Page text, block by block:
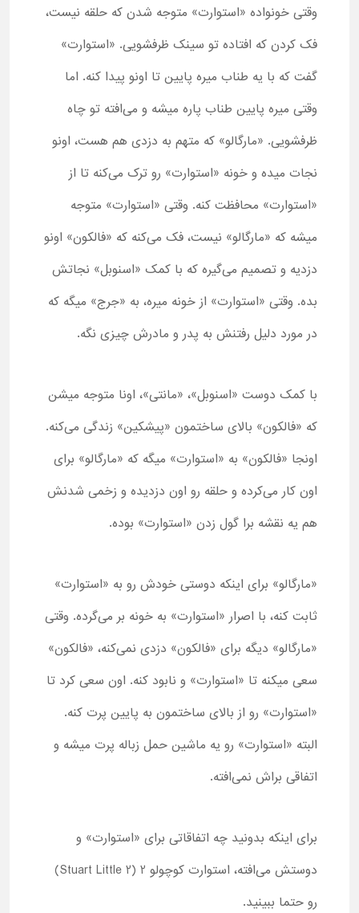
وقتی خونواده «استوارت» متوجه شدن که حلقه نیست،
فک کردن که افتاده تو سینک ظرفشویی. «استوارت»
گفت که با یه طناب میره پایین تا اونو پیدا کنه. اما
وقتی میره پایین طناب پاره میشه و می‌افته تو چاه
ظرفشویی. «مارگالو» که متهم به دزدی هم هست، اونو
نجات میده و خونه «استوارت» رو ترک می‌کنه تا از
«استوارت» محافظت کنه. وقتی «استوارت» متوجه
میشه که «مارگالو» نیست، فک می‌کنه که «فالکون» اونو
دزدیه و تصمیم می‌گیره که با کمک «اسنوبل» نجاتش
بده. وقتی «استوارت» از خونه میره، به «جرج» میگه که
در مورد دلیل رفتنش به پدر و مادرش چیزی نگه.
با کمک دوست «اسنوبل»، «مانتی»، اونا متوجه میشن
که «فالکون» بالای ساختمون «پیشکین» زندگی می‌کنه.
اونجا «فالکون» به «استوارت» میگه که «مارگالو» برای
اون کار می‌کرده و حلقه رو اون دزدیده و زخمی شدنش
هم یه نقشه برا گول زدن «استوارت» بوده.
«مارگالو» برای اینکه دوستی خودش رو به «استوارت»
ثابت کنه، با اصرار «استوارت» به خونه بر می‌گرده. وقتی
«مارگالو» دیگه برای «فالکون» دزدی نمی‌کنه، «فالکون»
سعی میکنه تا «استوارت» و نابود کنه. اون سعی کرد تا
«استوارت» رو از بالای ساختمون به پایین پرت کنه.
البته «استوارت» رو یه ماشین حمل زباله پرت میشه و
اتفاقی براش نمی‌افته.
برای اینکه بدونید چه اتفاقاتی برای «استوارت» و
دوستش می‌افته، استوارت کوچولو 2 (
2
Stuart Little)
رو حتما ببینید.